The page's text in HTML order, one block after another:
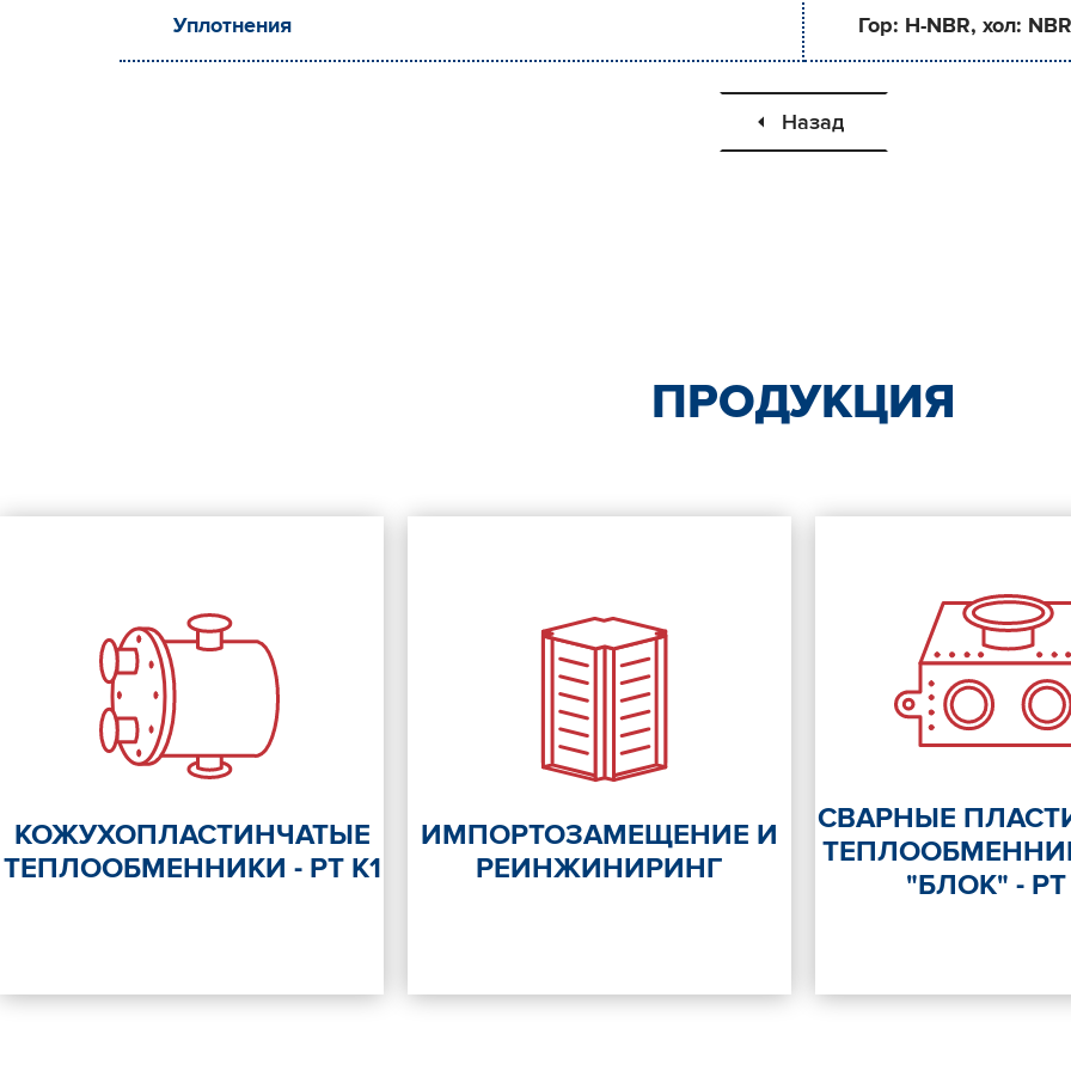
Уплотнения Гор: H-NBR, хол: NBR
Назад
ПРОДУКЦИЯ
КОЖУХОПЛАСТИНЧАТЫЕ
ТЕПЛООБМЕННИКИ - РТ К1
ИМПОРТОЗАМЕЩЕНИЕ И
РЕИНЖИНИРИНГ
СВАРНЫЕ
"БЛОК" - РТ